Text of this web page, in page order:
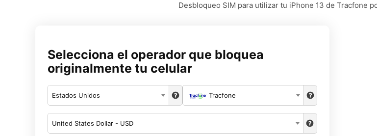
Desbloqueo SIM para utilizar tu iPhone 13 de Tracfone
Selecciona el operador que bloquea
originalmente tu celular
Estados Unidos Tracfone
United States Dollar - USD